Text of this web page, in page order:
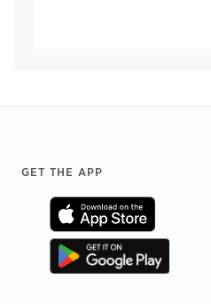
Footer
GET THE APP